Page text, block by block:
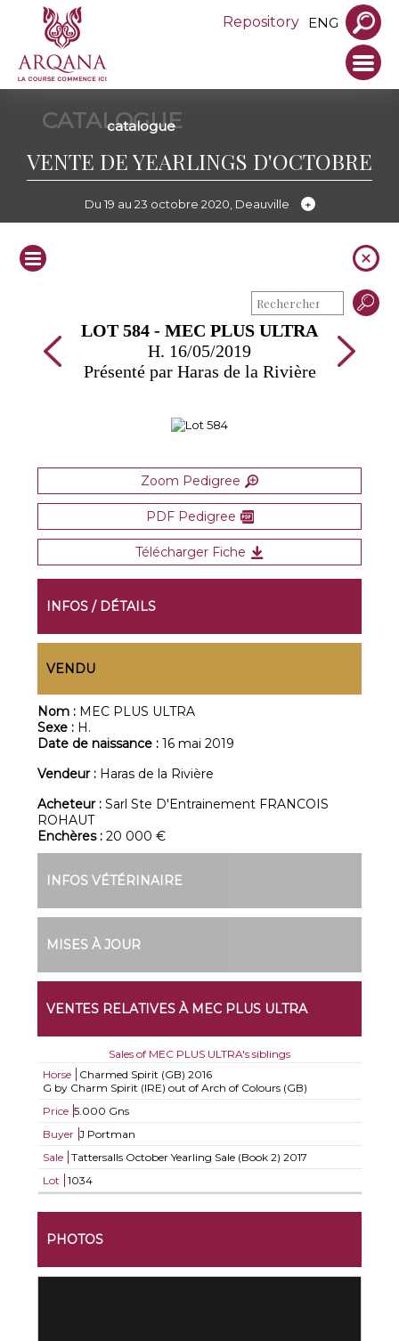
Repository ENG
CATALOGUE
catalogue
VENTE DE YEARLINGS D'OCTOBRE
Du 19 au 23 octobre 2020, Deauville
LOT 584 - MEC PLUS ULTRA
H. 16/05/2019
Présenté par Haras de la Rivière
Zoom Pedigree
PDF Pedigree
Télécharger Fiche
INFOS / DÉTAILS
VENDU
Nom : MEC PLUS ULTRA
Sexe : H.
Date de naissance :16 mai 2019
Vendeur : Haras de la Rivière
Acheteur :Sarl Ste D'Entrainement FRANCOIS
ROHAUT
Enchères :20 000 €
INFOS VÉTÉRINAIRE
MISES À JOUR
VENTES RELATIVES À MEC PLUS ULTRA
Sales of MEC PLUS ULTRA's siblings
Horse
Charmed Spirit (GB) 2016
G by Charm Spirit (IRE) out of Arch of Colours (GB)
Price 5.000 Gns
Buyer J Portman
Sale
Tattersalls October Yearling Sale (Book 2) 2017
Lot
1034
PHOTOS